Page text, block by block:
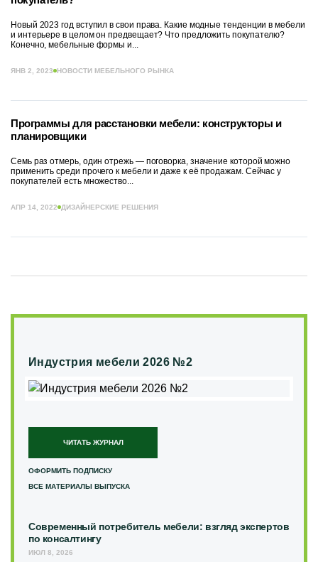
Новый 2023 год вступил в свои права. Какие модные тенденции в мебели
и интерьере в целом он предвещает? Что предложить покупателю?
Конечно, мебельные формы и...
ЯНВ 2, 2023 НОВОСТИ МЕБЕЛЬНОГО РЫНКА
Программы для расстановки мебели: конструкторы и
планировщики
Семь раз отмерь, один отрежь — поговорка, значение которой можно
применить среди прочего к мебели и даже к её продажам. Сейчас у
покупателей есть множество...
АПР 14, 2022 ДИЗАЙНЕРСКИЕ РЕШЕНИЯ
Индустрия мебели 2026 №2
ЧИТАТЬ ЖУРНАЛ
ОФОРМИТЬ ПОДПИСКУ
ВСЕ МАТЕРИАЛЫ ВЫПУСКА
Современный потребитель мебели: взгляд экспертов
по консалтингу
ИЮЛ 8, 2026